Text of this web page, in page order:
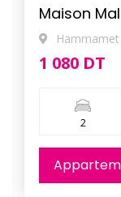
Maison
1 080 DT
2